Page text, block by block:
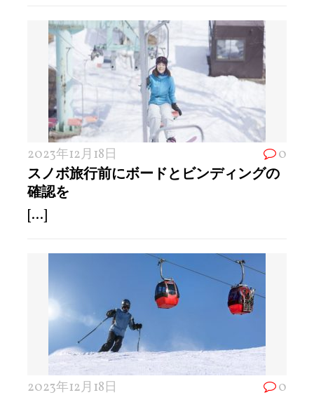
2023年12月18日 0
スノボ旅行前にボードとビンディングの
確認を
[...]
2023年12月18日 0